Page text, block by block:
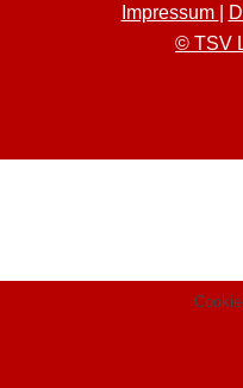
Impressum
© TSV